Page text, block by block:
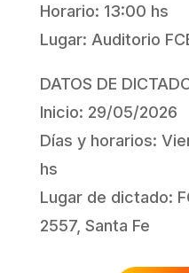
Horario: 13:00 hs
Lugar: Auditorio
DATOS DE
Inicio: 29/05/2026
Días y horarios:
hs
Lugar de dictado:
2557, Santa Fe